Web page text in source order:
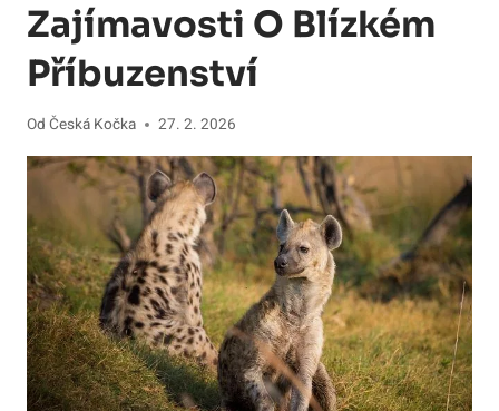
Zajímavosti O Blízkém
Příbuzenství
Od Česká Kočka 27. 2. 2026